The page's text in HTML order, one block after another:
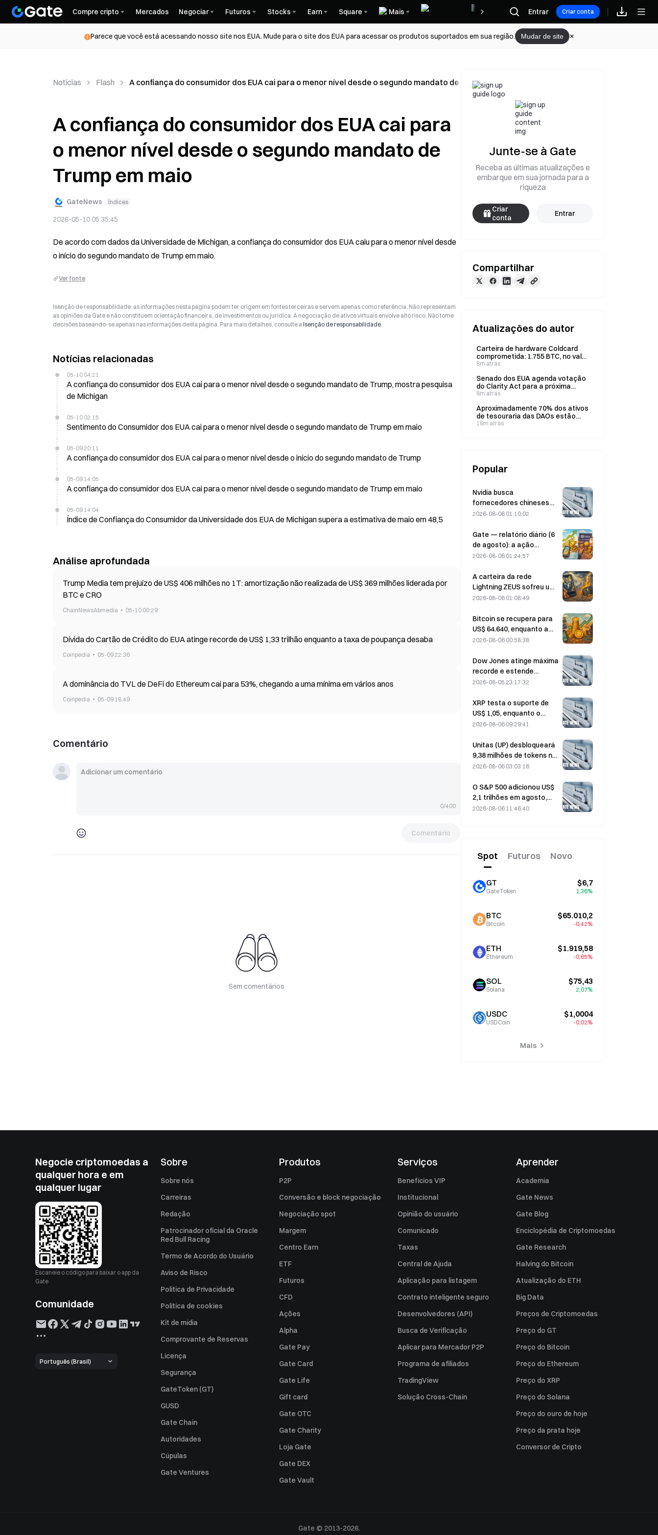
Compre cripto Mercados Negociar Futuros Stocks Earn Square Mais Recompensas
Entrar Criar conta
Parece que você está acessando nosso site nos EUA. Mude para o site dos EUA para acessar os produtos suportados em sua região. Mudar de site
Notícias Flash A confiança do consumidor dos EUA cai para o menor nível desde o segundo mandato de Trump em maio
A confiança do consumidor dos EUA cai para
o menor nível desde o segundo mandato de
Trump em maio
GateNews Índices
2026-05-10 05:35:45
De acordo com dados da Universidade de Michigan, a confiança do consumidor dos EUA caiu para o menor nível desde
o início do segundo mandato de Trump em maio.
Ver fonte
Isenção de responsabilidade: as informações nesta página podem ter origem em fontes terceiras e servem apenas como referência. Não representam
as opiniões da Gate e não constituem orientação financeira, de investimentos ou jurídica. A negociação de ativos virtuais envolve alto risco. Não tome
decisões baseando-se apenas nas informações desta página. Para mais detalhes, consulte a Isenção de responsabilidade.
Notícias relacionadas
05-10 04:21
A confiança do consumidor dos EUA cai para o menor nível desde o segundo mandato de Trump, mostra pesquisa
de Michigan
05-10 02:15
Sentimento do Consumidor dos EUA cai para o menor nível desde o segundo mandato de Trump em maio
05-09 20:11
A confiança do consumidor dos EUA cai para o menor nível desde o início do segundo mandato de Trump
05-09 14:05
A confiança do consumidor dos EUA cai para o menor nível desde o segundo mandato de Trump em maio
05-09 14:04
Índice de Confiança do Consumidor da Universidade dos EUA de Michigan supera a estimativa de maio em 48,5
Análise aprofundada
Trump Media tem prejuízo de US$ 406 milhões no 1T: amortização não realizada de US$ 369 milhões liderada por
BTC e CRO
ChainNewsAbmedia 05-10 00:29
Dívida do Cartão de Crédito do EUA atinge recorde de US$ 1,33 trilhão enquanto a taxa de poupança desaba
Coinpedia 05-09 22:36
A dominância do TVL de DeFi do Ethereum cai para 53%, chegando a uma mínima em vários anos
Coinpedia 05-09 18:49
Comentário
0/400
Comentário
Sem comentários
Junte-se à Gate
Receba as últimas atualizações e
embarque em sua jornada para a
riqueza
Criar
conta
Entrar
Compartilhar
Atualizações do autor
Carteira de hardware Coldcard
comprometida: 1.755 BTC, no valor
de $110M , foram roubados
8m atrás
Senado dos EUA agenda votação
do Clarity Act para a próxima
terça-feira, às 14h (ET)
8m atrás
Aproximadamente 70% dos ativos
de tesouraria das DAOs estão
concentrados em tokens nativos,
18m atrás
Popular
Nvidia busca
fornecedores chineses
de estações-base de IA
rede 6G
2026-08-06 01:10:02
Gate — relatório diário (6
de agosto): a ação
preferencial STRC da
força; a Block eleva sua
previsão de resultados
para todo o ano de 2026
2026-08-06 01:24:57
A carteira da rede
Lightning ZEUS sofreu um
ataque e está
ar; a equipe oficial afirma
que os fundos dos
usuários não foram
2026-08-06 01:08:49
Bitcoin se recupera para
US$ 64.640, enquanto a
vulnerabilidade da
ativas atingirem a máxima
dos últimos três meses
2026-08-06 00:58:38
Dow Jones atinge máxima
recorde e estende
sequência de cinco dias
overnight; investimentos
em IA impulsionam
ganhos
2026-08-05 23:17:32
XRP testa o suporte de
US$ 1,05, enquanto o
Ethereum se mantém em
baixo volume
2026-08-06 09:29:41
Unitas (UP) desbloqueará
9,38 milhões de tokens no
valor de US$ 3,18 milhões
2026-08-06 03:03:16
O S&P 500 adicionou US$
2,1 trilhões em agosto,
uma alta de 3,12%,
2026-08-06 11:46:40
Spot Futuros Novo
GT
GateToken
$6,7
1,36%
BTC
Bitcoin
$65.010,2
-0,42%
ETH
Ethereum
$1.919,58
-0,65%
SOL
Solana
$75,43
2,07%
USDC
USDCoin
$1,0004
-0,02%
Mais
Negocie criptomoedas a
qualquer hora e em
qualquer lugar
Escaneie o código para baixar o app da
Gate
Comunidade
Português (Brasil)
Sobre
Sobre nós
Carreiras
Redação
Patrocinador oficial da Oracle
Red Bull Racing
Termo de Acordo do Usuário
Aviso de Risco
Política de Privacidade
Política de cookies
Kit de mídia
Comprovante de Reservas
Licença
Segurança
GateToken (GT)
GUSD
Gate Chain
Autoridades
Cúpulas
Gate Ventures
Produtos
P2P
Conversão e block negociação
Negociação spot
Margem
Centro Earn
ETF
Futuros
CFD
Ações
Alpha
Gate Pay
Gate Card
Gate Life
Gift card
Gate OTC
Gate Charity
Loja Gate
Gate DEX
Gate Vault
Serviços
Benefícios VIP
Institucional
Opinião do usuário
Comunicado
Taxas
Central de Ajuda
Aplicação para listagem
Contrato inteligente seguro
Desenvolvedores (API)
Busca de Verificação
Aplicar para Mercador P2P
Programa de afiliados
TradingView
Solução Cross-Chain
Aprender
Academia
Gate News
Gate Blog
Enciclopédia de Criptomoedas
Gate Research
Halving do Bitcoin
Atualização do ETH
Big Data
Preços de Criptomoedas
Preço do GT
Preço do Bitcoin
Preço do Ethereum
Preço do XRP
Preço do Solana
Preço do ouro de hoje
Preço da prata hoje
Conversor de Cripto
Gate © 2013-2026.